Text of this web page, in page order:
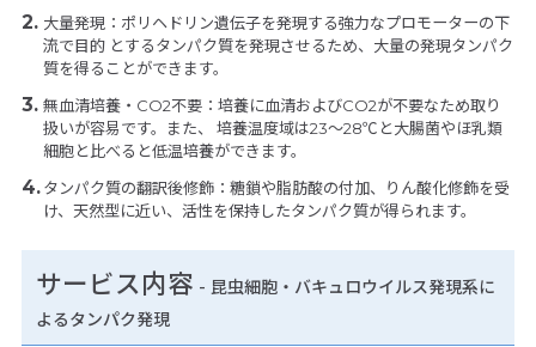
大量発現：ポリヘドリン遺伝子を発現する強力なプロモーターの下
流で目的 とするタンパク質を発現させるため、大量の発現タンパク
質を得ることができます。
無血清培養・CO2不要：培養に血清およびCO2が不要なため取り
扱いが容易です。また、 培養温度域は23～28℃と大腸菌やほ乳類
細胞と比べると低温培養ができます。
タンパク質の翻訳後修飾：糖鎖や脂肪酸の付加、りん酸化修飾を受
け、天然型に近い、活性を保持したタンパク質が得られます。
サービス内容 - 昆虫細胞・バキュロウイルス発現系に
よるタンパク発現